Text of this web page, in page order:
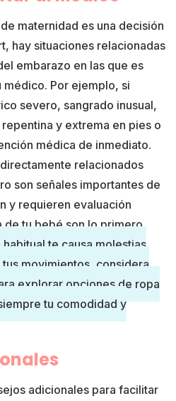
maternidad es una decisión
hay situaciones relacionadas
embarazo en las que es
médico. Por ejemplo, si
severo, sangrado inusual,
y extrema en pies o
médica de inmediato.
relacionados
son señales importantes de
y requieren evaluación
de tu bebé son lo primero.
habitual te causa molestias
movimientos, considera
explorar opciones de ropa
tu comodidad y
adicionales para facilitar